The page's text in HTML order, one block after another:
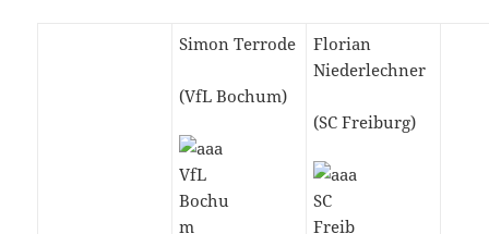
Simon Terrode
(VfL Bochum)
Florian
Niederlechner
(SC Freiburg)